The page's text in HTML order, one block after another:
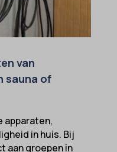
van
sauna of
apparaten,
in huis. Bij
aan groepen in